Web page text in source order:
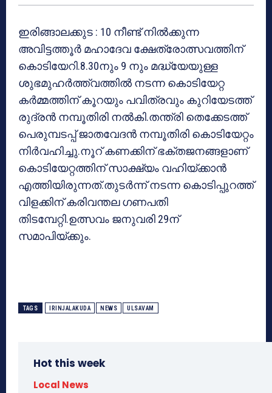
ഇരിങ്ങാലക്കുട : 10 നീണ്ട് നില്‍ക്കുന്ന
അവിട്ടത്തൂര്‍ മഹാദേവ ക്ഷേത്രോത്സവത്തിന്
കൊടിയേറി.8.30നും 9 നും മദ്ധ്യേയുള്ള
ശുഭമുഹര്‍ത്ത്വത്തില്‍ നടന്ന കൊടിയേറ്റ
കര്‍മ്മത്തിന് കൂറയും പവിത്രവും കുറിയേടത്ത്
രുദ്രന്‍ നമ്പൂതിരി നല്‍കി.തന്ത്രി തെക്കേടത്ത്
പെരുമ്പടപ്പ് ജാതവേദന്‍ നമ്പൂതിരി കൊടിയേറ്റം
നിര്‍വഹിച്ചു.നൂറ് കണക്കിന് ഭക്തജനങ്ങളാണ്
കൊടിയേറ്റത്തിന് സാക്ഷ്യം വഹിയ്ക്കാന്‍
എത്തിയിരുന്നത്.തുടര്‍ന്ന് നടന്ന കൊടിപ്പുറത്ത്
വിളക്കിന് കരിവന്തല ഗണപതി
തിടമ്പേറ്റി.ഉത്സവം ജനുവരി 29ന്
സമാപിയ്ക്കും.
TAGS IRINJALAKUDA NEWS ULSAVAM
Hot this week
Local News